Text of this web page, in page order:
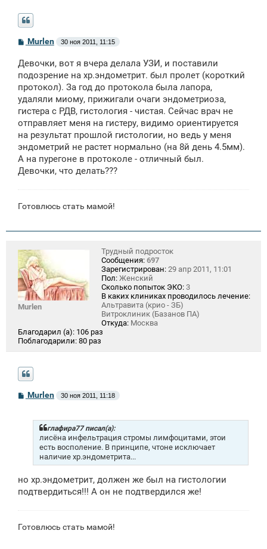
С
б
щ
е
н
и
Murlen 30 ноя 2011, 11:15
Девочки, вот я вчера делала УЗИ, и поставили
подозрение на хр.эндометрит. был пролет (короткий
протокол). За год до протокола была лапора,
удаляли миому, прижигали очаги эндометриоза,
гистера с РДВ, гистология - чистая. Сейчас врач не
отправляет меня на гистеру, видимо ориентируется
на результат прошлой гистологии, но ведь у меня
эндометрий не растет нормально (на 8й день 4.5мм).
А на пурегоне в протоколе - отличный был.
Девочки, что делать???
Готовлюсь стать мамой!
Murlen
Трудный подросток
Сообщения: 697
Зарегистрирован: 29 апр 2011, 11:01
Пол: Женский
Сколько попыток ЭКО: 3
В каких клиниках проводилось лечение:
Альтравита (крио - ЗБ)
Витроклиник (Базанов ПА)
Откуда: Москва
Благодарил (а): 106 раз
Поблагодарили: 80 раз
СMurlen 30 ноя 2011, 11:18
глафира77 писал(а):
лисёна инфельтрация стромы лимфоцитами, этои
есть восполение. В принципе, чтоне исключает
наличие хр.эндометрита...
но хр.эндометрит, должен же был на гистологии
подтвердиться!!! А он не подтвердился же!
Готовлюсь стать мамой!